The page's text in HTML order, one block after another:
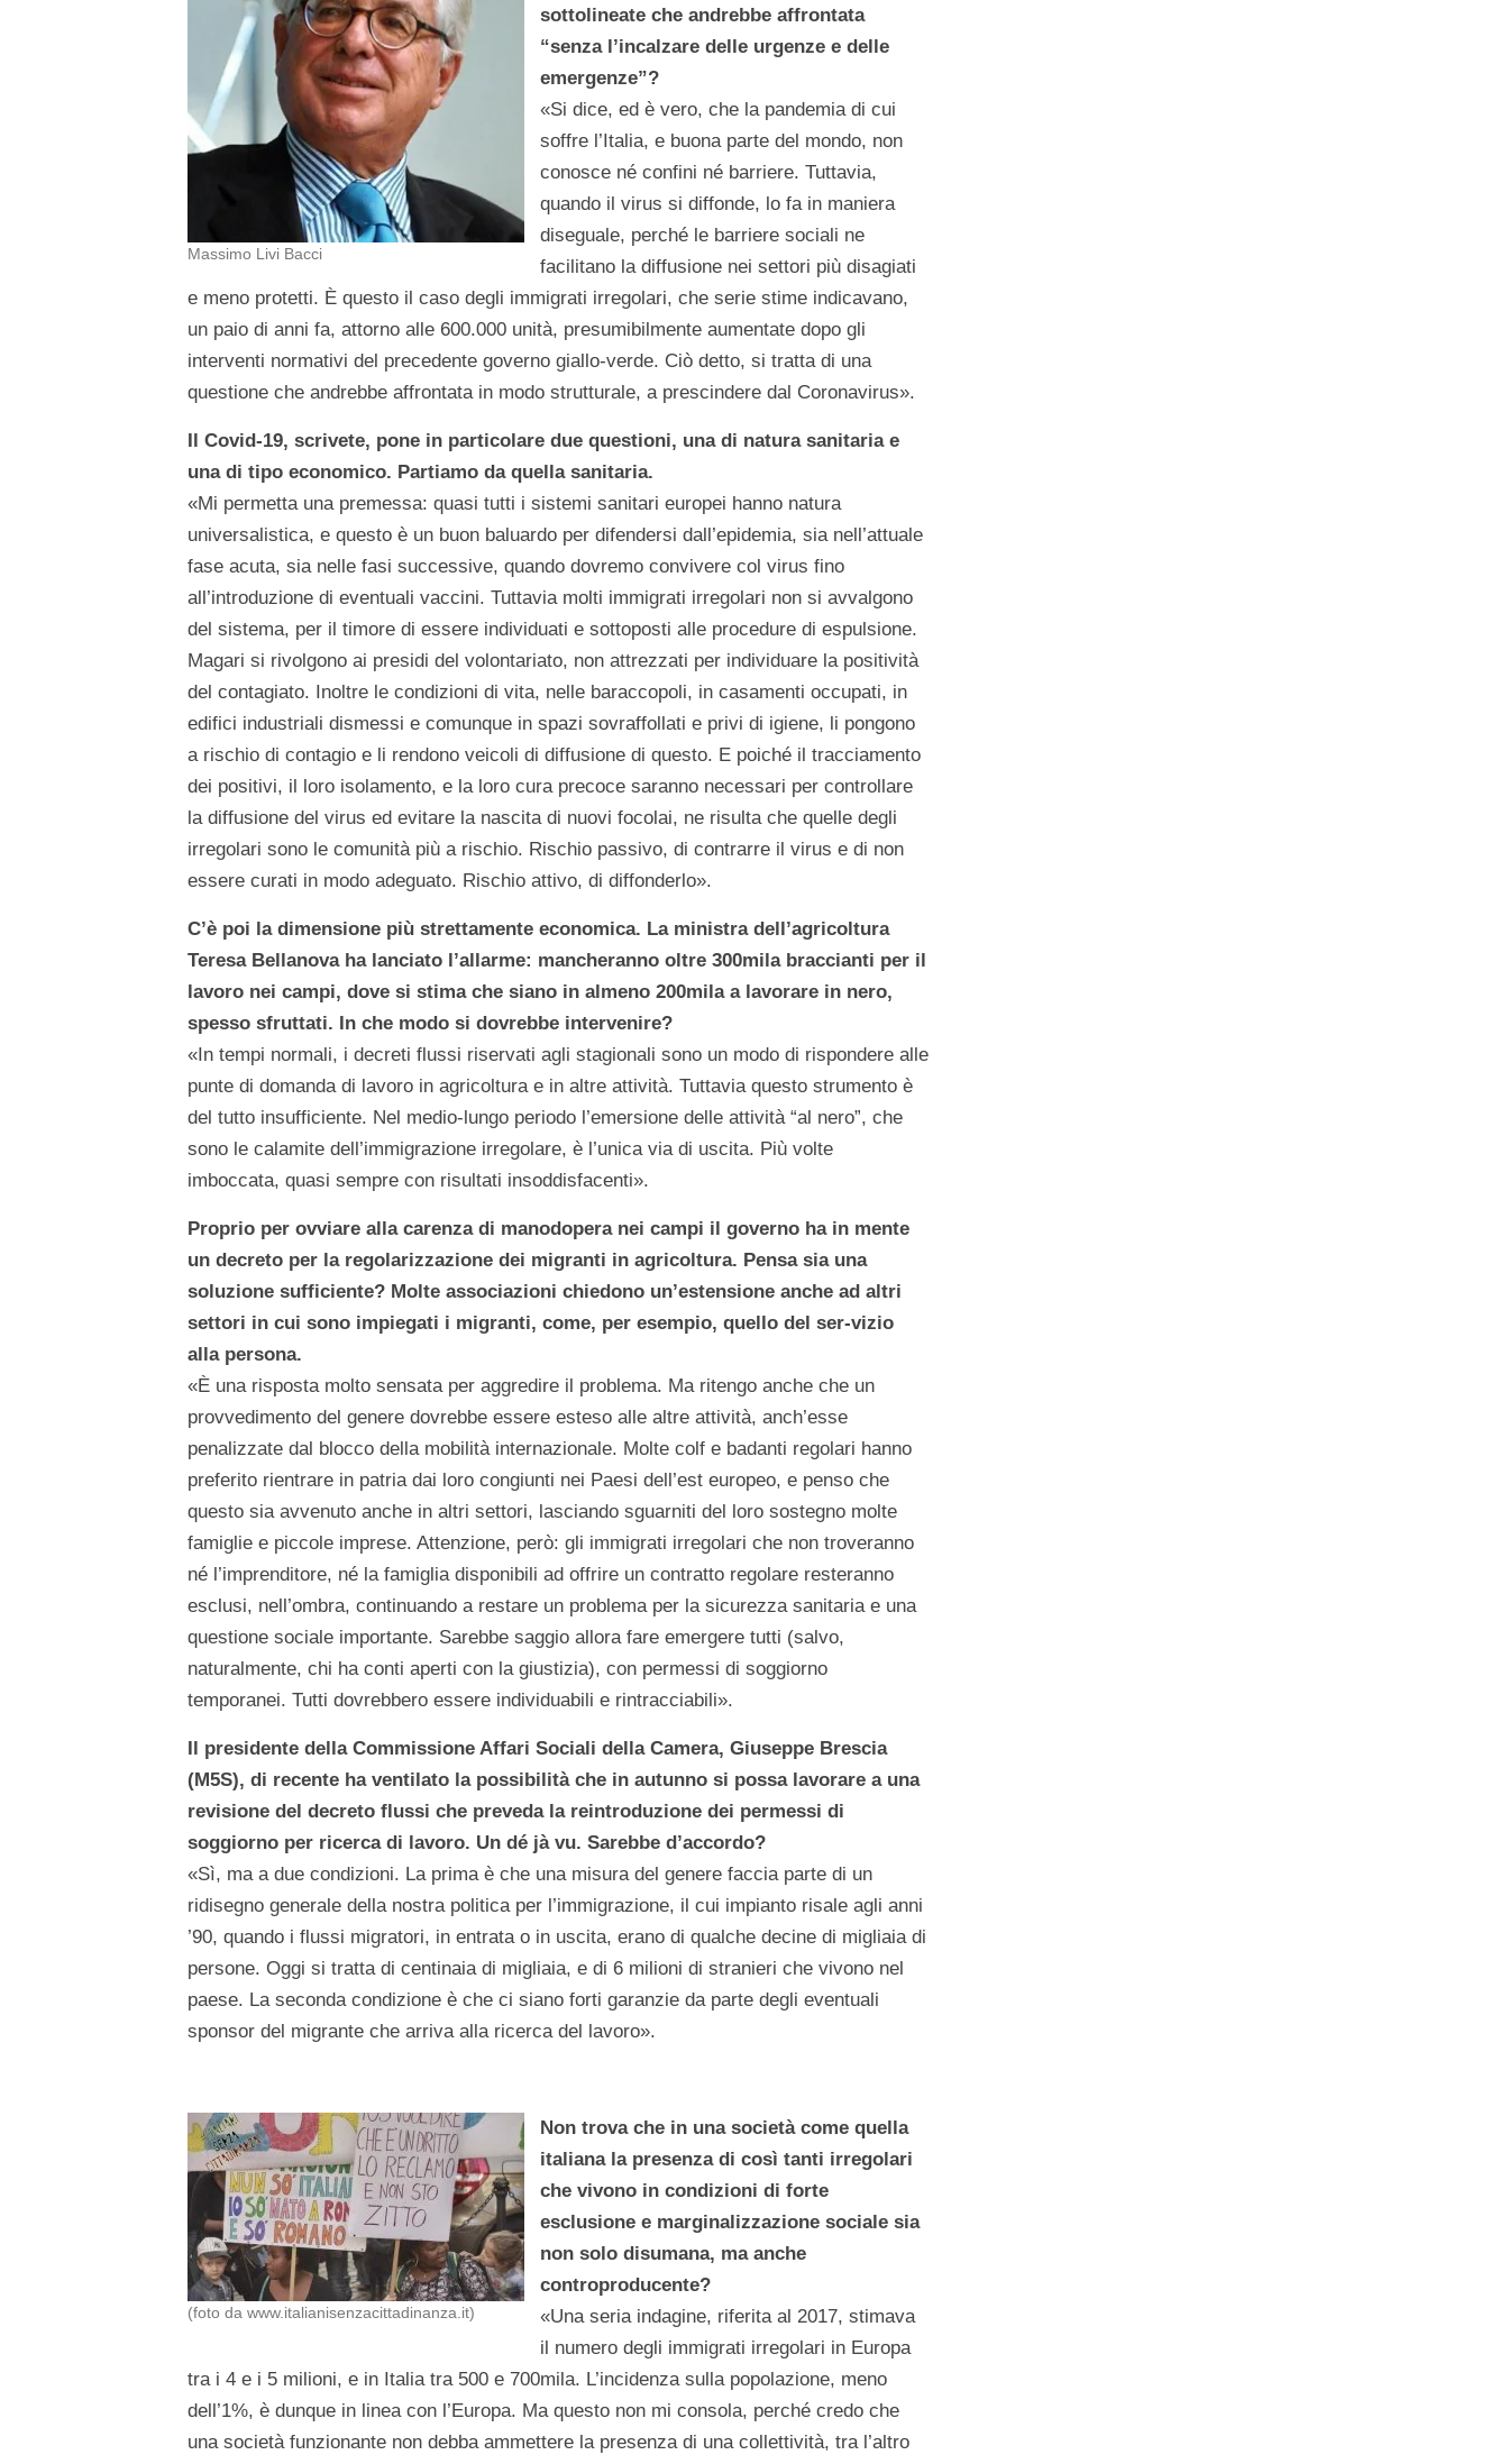
Massimo Livi Bacci
sottolineate che andrebbe affrontata
“senza l’incalzare delle urgenze e delle
emergenze”?
«Si dice, ed è vero, che la pandemia di cui
soffre l’Italia, e buona parte del mondo, non
conosce né confini né barriere. Tuttavia,
quando il virus si diffonde, lo fa in maniera
diseguale, perché le barriere sociali ne
facilitano la diffusione nei settori più disagiati
e meno protetti. È questo il caso degli immigrati irregolari, che serie stime indicavano,
un paio di anni fa, attorno alle 600.000 unità, presumibilmente aumentate dopo gli
interventi normativi del precedente governo giallo-verde. Ciò detto, si tratta di una
questione che andrebbe affrontata in modo strutturale, a prescindere dal Coronavirus».
Il Covid-19, scrivete, pone in particolare due questioni, una di natura sanitaria e
una di tipo economico. Partiamo da quella sanitaria.
«Mi permetta una premessa: quasi tutti i sistemi sanitari europei hanno natura
universalistica, e questo è un buon baluardo per difendersi dall’epidemia, sia nell’attuale
fase acuta, sia nelle fasi successive, quando dovremo convivere col virus fino
all’introduzione di eventuali vaccini. Tuttavia molti immigrati irregolari non si avvalgono
del sistema, per il timore di essere individuati e sottoposti alle procedure di espulsione.
Magari si rivolgono ai presidi del volontariato, non attrezzati per individuare la positività
del contagiato. Inoltre le condizioni di vita, nelle baraccopoli, in casamenti occupati, in
edifici industriali dismessi e comunque in spazi sovraffollati e privi di igiene, li pongono
a rischio di contagio e li rendono veicoli di diffusione di questo. E poiché il tracciamento
dei positivi, il loro isolamento, e la loro cura precoce saranno necessari per controllare
la diffusione del virus ed evitare la nascita di nuovi focolai, ne risulta che quelle degli
irregolari sono le comunità più a rischio. Rischio passivo, di contrarre il virus e di non
essere curati in modo adeguato. Rischio attivo, di diffonderlo».
C’è poi la dimensione più strettamente economica. La ministra dell’agricoltura
Teresa Bellanova ha lanciato l’allarme: mancheranno oltre 300mila braccianti per il
lavoro nei campi, dove si stima che siano in almeno 200mila a lavorare in nero,
spesso sfruttati. In che modo si dovrebbe intervenire?
«In tempi normali, i decreti flussi riservati agli stagionali sono un modo di rispondere alle
punte di domanda di lavoro in agricoltura e in altre attività. Tuttavia questo strumento è
del tutto insufficiente. Nel medio-lungo periodo l’emersione delle attività “al nero”, che
sono le calamite dell’immigrazione irregolare, è l’unica via di uscita. Più volte
imboccata, quasi sempre con risultati insoddisfacenti».
Proprio per ovviare alla carenza di manodopera nei campi il governo ha in mente
un decreto per la regolarizzazione dei migranti in agricoltura. Pensa sia una
soluzione sufficiente? Molte associazioni chiedono un’estensione anche ad altri
settori in cui sono impiegati i migranti, come, per esempio, quello del ser-vizio
alla persona.
«È una risposta molto sensata per aggredire il problema. Ma ritengo anche che un
provvedimento del genere dovrebbe essere esteso alle altre attività, anch’esse
penalizzate dal blocco della mobilità internazionale. Molte colf e badanti regolari hanno
preferito rientrare in patria dai loro congiunti nei Paesi dell’est europeo, e penso che
questo sia avvenuto anche in altri settori, lasciando sguarniti del loro sostegno molte
famiglie e piccole imprese. Attenzione, però: gli immigrati irregolari che non troveranno
né l’imprenditore, né la famiglia disponibili ad offrire un contratto regolare resteranno
esclusi, nell’ombra, continuando a restare un problema per la sicurezza sanitaria e una
questione sociale importante. Sarebbe saggio allora fare emergere tutti (salvo,
naturalmente, chi ha conti aperti con la giustizia), con permessi di soggiorno
temporanei. Tutti dovrebbero essere individuabili e rintracciabili».
Il presidente della Commissione Affari Sociali della Camera, Giuseppe Brescia
(M5S), di recente ha ventilato la possibilità che in autunno si possa lavorare a una
revisione del decreto flussi che preveda la reintroduzione dei permessi di
soggiorno per ricerca di lavoro. Un dé jà vu. Sarebbe d’accordo?
«Sì, ma a due condizioni. La prima è che una misura del genere faccia parte di un
ridisegno generale della nostra politica per l’immigrazione, il cui impianto risale agli anni
’90, quando i flussi migratori, in entrata o in uscita, erano di qualche decine di migliaia di
persone. Oggi si tratta di centinaia di migliaia, e di 6 milioni di stranieri che vivono nel
paese. La seconda condizione è che ci siano forti garanzie da parte degli eventuali
sponsor del migrante che arriva alla ricerca del lavoro».
(foto da www.italianisenzacittadinanza.it)
Non trova che in una società come quella
italiana la presenza di così tanti irregolari
che vivono in condizioni di forte
esclusione e marginalizzazione sociale sia
non solo disumana, ma anche
controproducente?
«Una seria indagine, riferita al 2017, stimava
il numero degli immigrati irregolari in Europa
tra i 4 e i 5 milioni, e in Italia tra 500 e 700mila. L’incidenza sulla popolazione, meno
dell’1%, è dunque in linea con l’Europa. Ma questo non mi consola, perché credo che
una società funzionante non debba ammettere la presenza di una collettività, tra l’altro